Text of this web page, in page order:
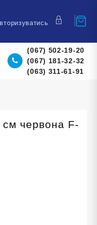
(067) 502-19-20
(067) 181-32-32
(063) 311-61-91
см червона F-